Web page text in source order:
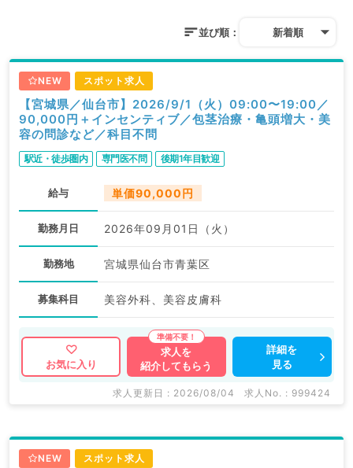
並び順： 新着順
NEW スポット求人
【宮城県／仙台市】2026/9/1（火）09:00〜19:00／
90,000円＋インセンティブ／包茎治療・亀頭増大・美
容の問診など／科目不問
駅近・徒歩圏内 専門医不問 後期1年目歓迎
給与 単価90,000円
勤務月日 2026年09月01日（火）
勤務地 宮城県仙台市青葉区
募集科目 美容外科、美容皮膚科
お気に入り
求人を
紹介してもらう
詳細を
見る
求人更新日 : 2026/08/04 求人No. : 999424
NEW スポット求人